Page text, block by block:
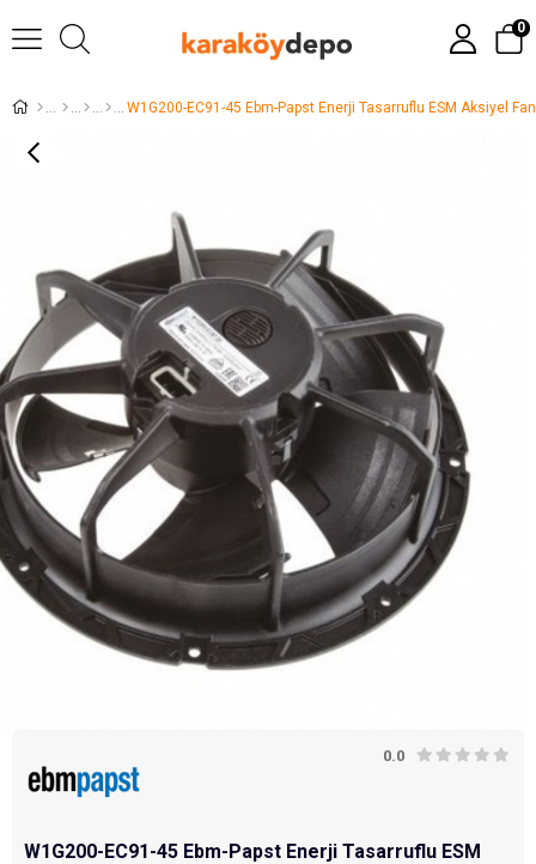
0
W1G200-EC91-45 Ebm-Papst Enerji Tasarruflu ESM Aksiyel
0.0
W1G200-EC91-45 Ebm-Papst Enerji Tasarruflu ESM